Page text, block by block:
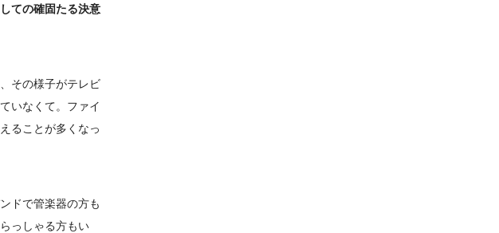
ての確固たる決意
その様子がテレビ
いなくて。ファイ
ることが多くなっ
ドで管楽器の方も
っしゃる方もい